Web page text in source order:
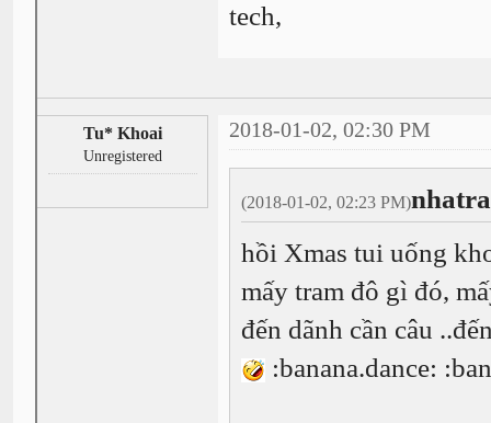
tech,
Tu* Khoai
Unregistered
2018-01-02, 02:30 PM
(2018-01-02, 02:23 PM)
hồi Xmas tui uống
mấy tram đô gì đó,
đến dãnh cần câu
:banana.dance: